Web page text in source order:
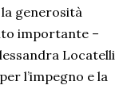
generosità
importante –
Locatelli
l’impegno e la